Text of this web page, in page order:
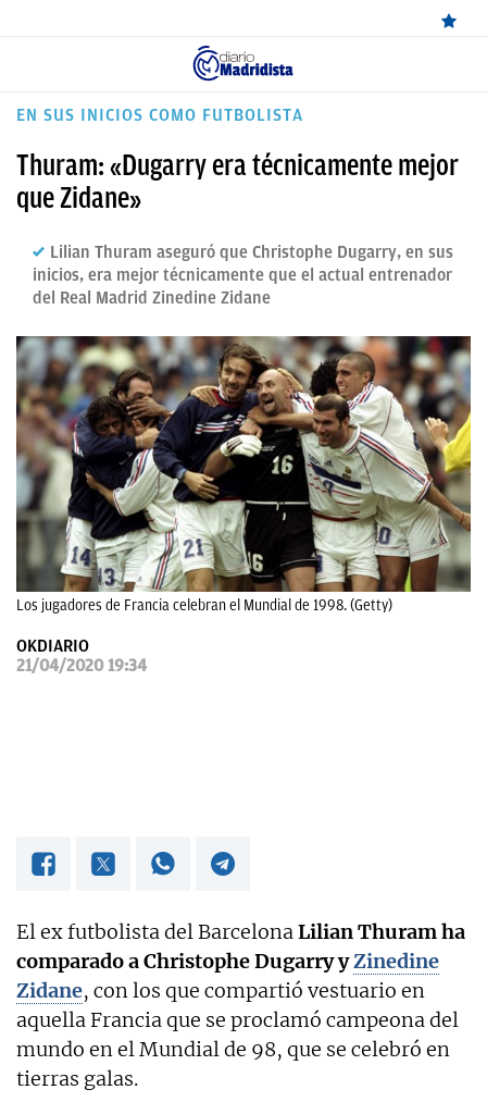
ÚLTIMAS
REAL
BALONCESTO
FICHAJES
DIRECTO
FEMENINO
PAPARAZZI
OKDIARIO
EN SUS INICIOS COMO FUTBOLISTA
Thuram: «Dugarry era técnicamente mejor
que Zidane»
Lilian Thuram aseguró que Christophe Dugarry, en sus
inicios, era mejor técnicamente que el actual entrenador
del Real Madrid Zinedine Zidane
Los jugadores de Francia celebran el Mundial de 1998. (Getty)
OKDIARIO
21/04/2020 19:34
El ex futbolista del BarcelonaLilian Thuram ha
comparado a Christophe Dugarry yZinedine
Zidane, con los que compartió vestuario en
aquella Francia que se proclamó campeona del
mundo en el Mundial de 98, que se celebró en
tierras galas.